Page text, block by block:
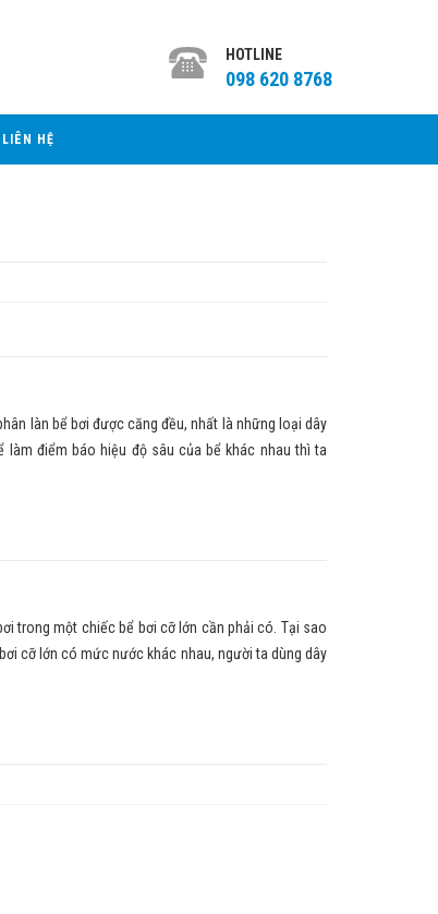
HOTLINE
098 620 8768
LIÊN HỆ
làn bể bơi được căng đều, nhất là những loại dây
điểm báo hiệu độ sâu của bể khác nhau thì ta
trong một chiếc bể bơi cỡ lớn cần phải có. Tại sao
cỡ lớn có mức nước khác nhau, người ta dùng dây